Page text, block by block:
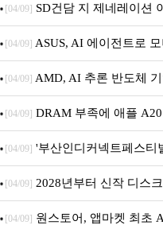
던전 13’ 참가!
[04/09] SD건담 지 제네레이션
아의 용사’ 재개최 및 풍성한
[04/09] ASUS, AI 에이전트로
[04/09] AMD, AI 추론 반도체
[04/09] DRAM 부족에 애플
퍼 대기
[04/09] '부산인디커넥트페스티
개막... 22일간 진행
[04/09] 2028년부터 신작 디스
문 추가
[04/09] 원스토어, 앱마켓 최초